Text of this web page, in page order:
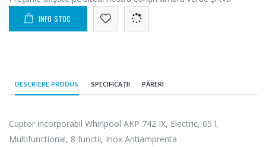
INFO STOC
DESCRIERE PRODUS SPECIFICAȚII PĂRERI
Cuptor incorporabil Whirlpool AKP 742 IX, Electric, 65 l,
Multifunctional, 8 functii, Inox Antiamprenta